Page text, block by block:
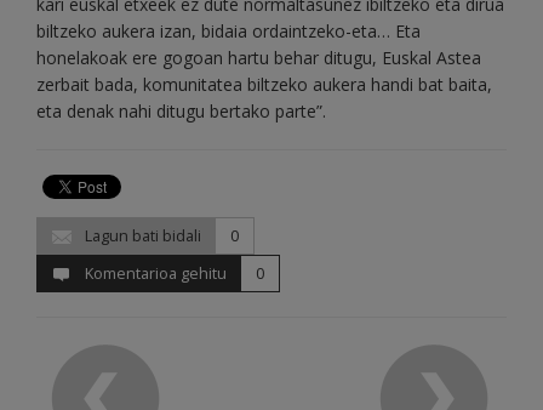
biltzeko aukera izan, bidaia ordaintzeko-eta… Eta
honelakoak ere gogoan hartu behar ditugu, Euskal Astea
zerbait bada, komunitatea biltzeko aukera handi bat baita,
eta denak nahi ditugu bertako parte”.
Lagun bati bidali
0
Komentarioa gehitu
0